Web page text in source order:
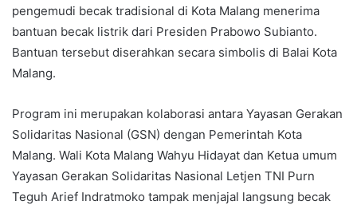
pengemudi becak tradisional di Kota Malang menerima
bantuan becak listrik dari Presiden Prabowo Subianto.
Bantuan tersebut diserahkan secara simbolis di Balai Kota
Malang.
Program ini merupakan kolaborasi antara Yayasan Gerakan
Solidaritas Nasional (GSN) dengan Pemerintah Kota
Malang. Wali Kota Malang Wahyu Hidayat dan Ketua umum
Yayasan Gerakan Solidaritas Nasional Letjen TNI Purn
Teguh Arief Indratmoko tampak menjajal langsung becak